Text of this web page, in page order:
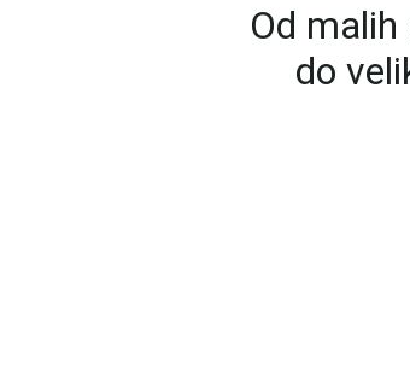
Od
do